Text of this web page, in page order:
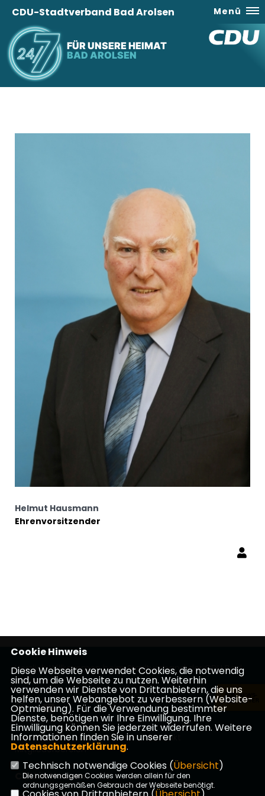
FÜR UNSERE HEIMAT
BAD AROLSEN
CDU-Stadtverband Bad Arolsen Menü
Helmut Hausmann
Ehrenvorsitzender
Herzlich Willkommen beim Stadtverband der CDU Bad
Arolsen
Impressum Datenschutz
Kontakt
Mitgliederbereich
CDU in Hessen
Cookie Hinweis
Diese Webseite verwendet Cookies, die notwendig
sind, um die Webseite zu nutzen. Weiterhin
verwenden wir Dienste von Drittanbietern, die uns
helfen, unser Webangebot zu verbessern (Website-
Optmierung). Für die Verwendung bestimmter
Dienste, benötigen wir Ihre Einwilligung. Ihre
Einwilligung können Sie jederzeit widerrufen. Weitere
Informationen finden Sie in unserer
Datenschutzerklärung.
Technisch notwendige Cookies (Übersicht)
Die notwendigen Cookies werden allein für den
ordnungsgemäßen Gebrauch der Webseite benötigt.